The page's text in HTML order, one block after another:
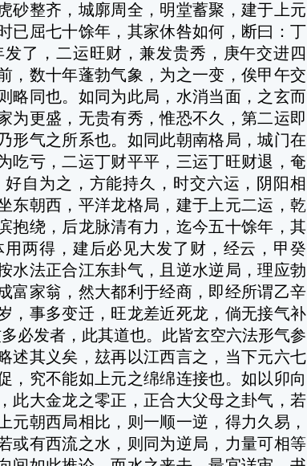
砂整齐，城廓周全，明堂蓄聚，建于上元
已屈七十馀年，其家休咎如何，断曰：丁
了，二运旺财，兼发贵秀，庚午交进四
，数十年蓬勃气象，为之一变，俟甲午交
略同也。如同为此局，水消当面，之玄而
为更盛，无贵有秀，惟恐不久，第二运即
形气之所系也。如同此朝南格局，城门在
吃亏，二运丁财平平，三运丁旺财退，奄
自为之，方能持久，时交六运，阴阳相
东朝西，平洋龙格局，建于上元二运，乾
抱绕，后龙脉清有力，迄今五十馀年，其
两得，建后必见大发了财，经云，甲癸
水法正合江东卦气，且逆水逆局，理应勃
富家翁，然大都利于经商，即经所谓乙辛
，事多变迁，旺龙差近死龙，倘无接气补
必发者，此其道也。此皆玄空六法形气参
述其义矣，玆再以江西言之，当下元六七
，究不能如上元之绵绵连接也。如以卯向
此大金龙之零正，正合大父母之卦气，若
朝西局相比，则一顺一逆，得力久易，
或有西流之水，则同为逆局，力量可相等